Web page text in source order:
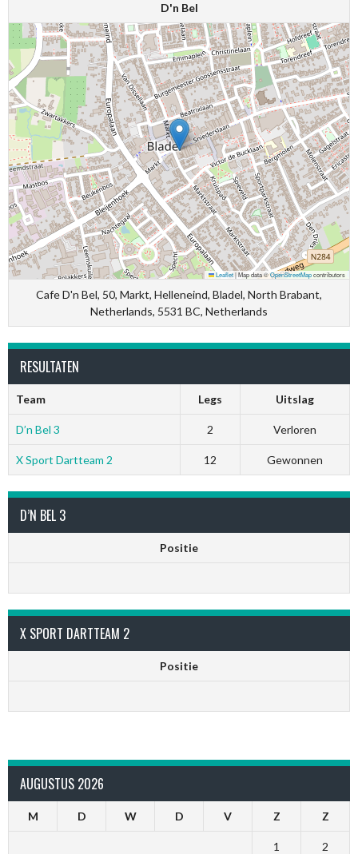
D'n Bel
Leaflet|Map data ©OpenStreetMapcontributors
Cafe D'n Bel, 50, Markt, Helleneind, Bladel, North Brabant,
Netherlands, 5531 BC, Netherlands
RESULTATEN
Team Legs Uitslag
D’n Bel 3 2 Verloren
X Sport Dartteam 2 12 Gewonnen
D’N BEL 3
Positie
X SPORT DARTTEAM 2
Positie
AUGUSTUS 2026
M D W D V Z Z
1 2